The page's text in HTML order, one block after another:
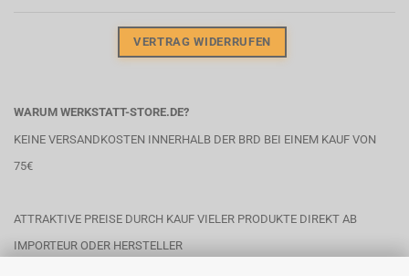
VERTRAG WIDERRUFEN
WARUM WERKSTATT-STORE.DE?
KEINE VERSANDKOSTEN INNERHALB DER BRD BEI EINEM KAUF VON
75€
ATTRAKTIVE PREISE DURCH KAUF VIELER PRODUKTE DIREKT AB
IMPORTEUR ODER HERSTELLER